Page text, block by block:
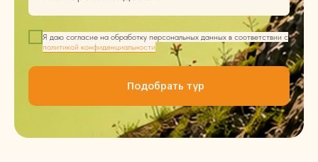
Я даю согласие на обработку персональных данных в соответствии с
политикой конфиденциальности
Подобрать тур